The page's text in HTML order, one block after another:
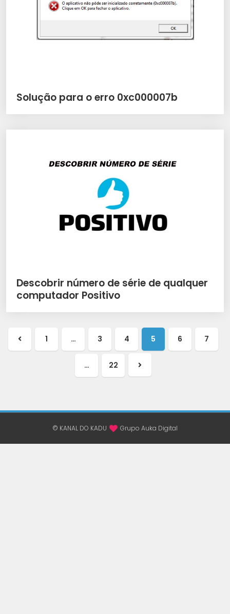
Solução para o erro 0xc000007b
Descobrir número de série de qualquer
computador Positivo
1 … 3 4 5 6 7
… 22
© KANAL DO KADU Grupo Auka Digital